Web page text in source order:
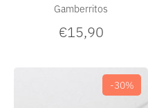
Gamberritos
€15,90
-30%